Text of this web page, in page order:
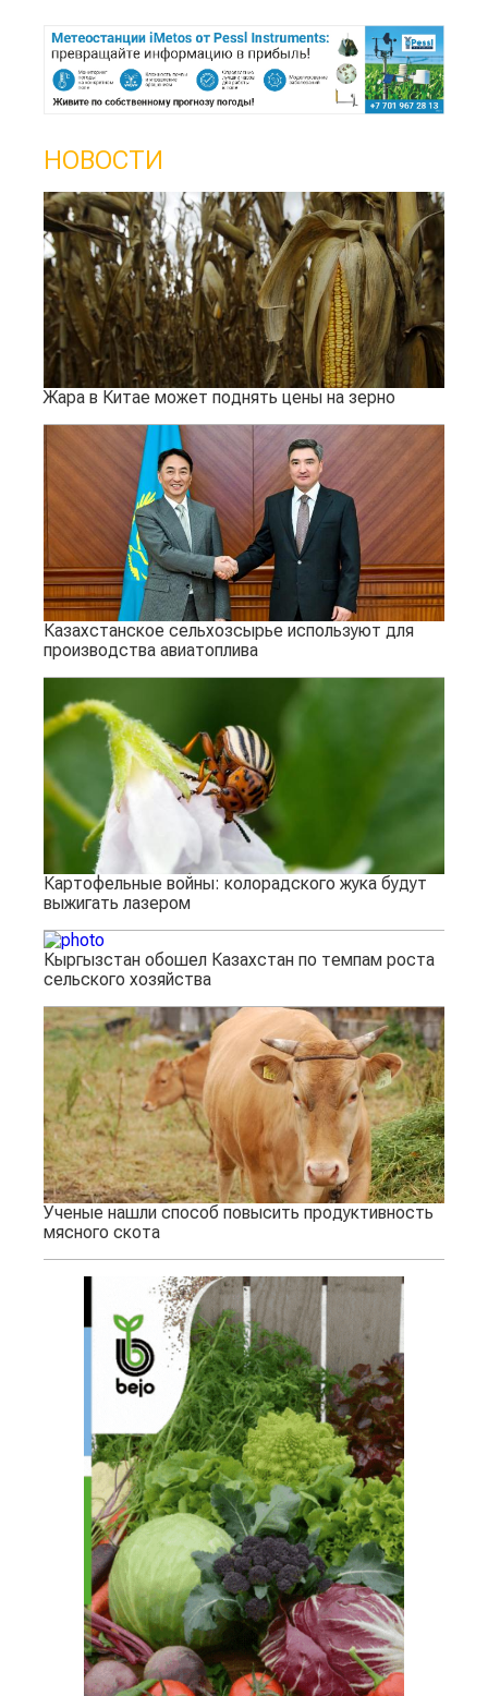
НОВОСТИ
Жара в Китае может поднять цены на зерно
Казахстанское сельхозсырье используют для
производства авиатоплива
Картофельные войны: колорадского жука будут
выжигать лазером
Кыргызстан обошел Казахстан по темпам роста
сельского хозяйства
Ученые нашли способ повысить продуктивность
мясного скота